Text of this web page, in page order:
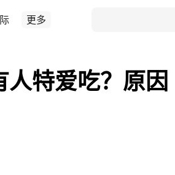
更多
特爱吃？原因